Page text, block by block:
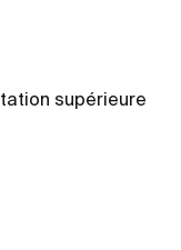
supérieure